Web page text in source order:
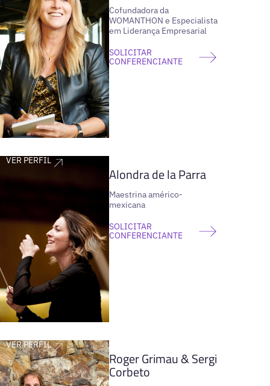
Cofundadora da
WOMANTHON e Especialista
em Liderança Empresarial
SOLICITAR
CONFERENCIANTE
VER PERFIL
Alondra de la Parra
Maestrina américo-
mexicana
SOLICITAR
CONFERENCIANTE
VER PERFIL
Roger Grimau & Sergi
Corbeto